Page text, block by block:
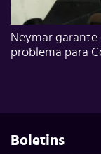
Neymar garante
problema para
Boletins